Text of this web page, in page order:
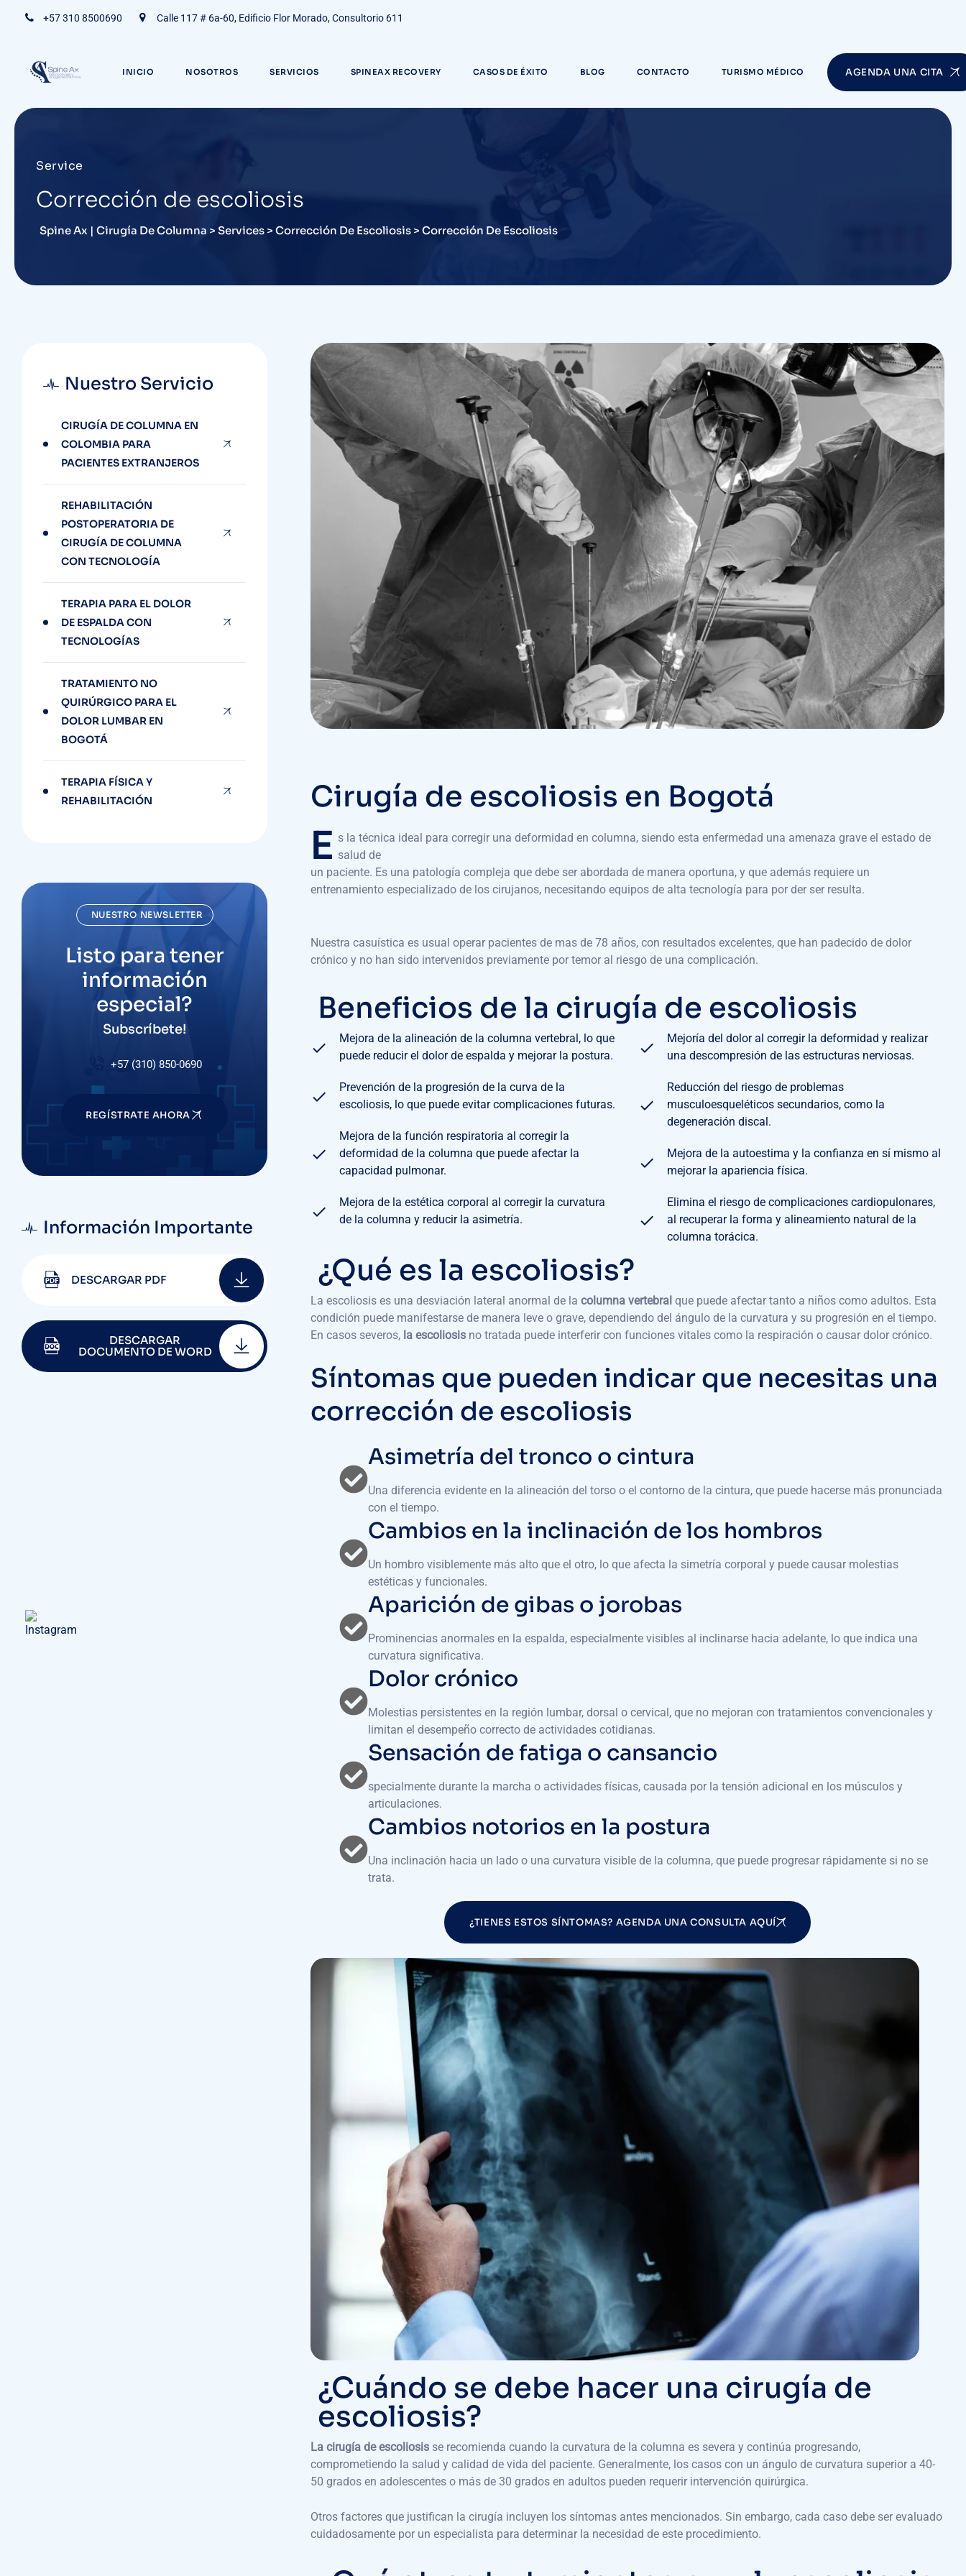
+57 310 8500690 Calle 117 # 6a-60, Edificio Flor Morado, Consultorio 611
INICIO NOSOTROS SERVICIOS SPINEAX RECOVERY CASOS DE ÉXITO BLOG CONTACTO TURISMO MÉDICO AGENDA UNA CITA
Service
Corrección de escoliosis
Spine Ax | Cirugía De Columna > Services > Corrección De Escoliosis > Corrección De Escoliosis
Cirugía de escoliosis en Bogotá
E s la técnica ideal para corregir una deformidad en columna, siendo esta enfermedad una amenaza grave el estado de
salud de
un paciente. Es una patología compleja que debe ser abordada de manera oportuna, y que además requiere un
entrenamiento especializado de los cirujanos, necesitando equipos de alta tecnología para por der ser resulta.
Nuestra casuística es usual operar pacientes de mas de 78 años, con resultados excelentes, que han padecido de dolor
crónico y no han sido intervenidos previamente por temor al riesgo de una complicación.
Beneficios de la cirugía de escoliosis
Mejora de la alineación de la columna vertebral, lo que
puede reducir el dolor de espalda y mejorar la postura.
Prevención de la progresión de la curva de la
escoliosis, lo que puede evitar complicaciones futuras.
Mejora de la función respiratoria al corregir la
deformidad de la columna que puede afectar la
capacidad pulmonar.
Mejora de la estética corporal al corregir la curvatura
de la columna y reducir la asimetría.
Mejoría del dolor al corregir la deformidad y realizar
una descompresión de las estructuras nerviosas.
Reducción del riesgo de problemas
musculoesqueléticos secundarios, como la
degeneración discal.
Mejora de la autoestima y la confianza en sí mismo al
mejorar la apariencia física.
Elimina el riesgo de complicaciones cardiopulonares,
al recuperar la forma y alineamiento natural de la
columna torácica.
¿Qué es la escoliosis?
La escoliosis es una desviación lateral anormal de lacolumna vertebral que puede afectar tanto a niños como adultos. Esta
condición puede manifestarse de manera leve o grave, dependiendo del ángulo de la curvatura y su progresión en el tiempo.
En casos severos, la escoliosis no tratada puede interferir con funciones vitales como la respiración o causar dolor crónico.
Síntomas que pueden indicar que necesitas una
corrección de escoliosis
Asimetría del tronco o cintura
Una diferencia evidente en la alineación del torso o el contorno de la cintura, que puede hacerse más pronunciada
con el tiempo.
Cambios en la inclinación de los hombros
Un hombro visiblemente más alto que el otro, lo que afecta la simetría corporal y puede causar molestias
estéticas y funcionales.
Aparición de gibas o jorobas
Prominencias anormales en la espalda, especialmente visibles al inclinarse hacia adelante, lo que indica una
curvatura significativa.
Dolor crónico
Molestias persistentes en la región lumbar, dorsal o cervical, que no mejoran con tratamientos convencionales y
limitan el desempeño correcto de actividades cotidianas.
Sensación de fatiga o cansancio
specialmente durante la marcha o actividades físicas, causada por la tensión adicional en los músculos y
articulaciones.
Cambios notorios en la postura
Una inclinación hacia un lado o una curvatura visible de la columna, que puede progresar rápidamente si no se
trata.
¿TIENES ESTOS SÍNTOMAS? AGENDA UNA CONSULTA AQUÍ
¿Cuándo se debe hacer una cirugía de
escoliosis?
La cirugía de escoliosis se recomienda cuando la curvatura de la columna es severa y continúa progresando,
comprometiendo la salud y calidad de vida del paciente. Generalmente, los casos con un ángulo de curvatura superior a 40-
50 grados en adolescentes o más de 30 grados en adultos pueden requerir intervención quirúrgica.
Otros factores que justifican la cirugía incluyen los síntomas antes mencionados. Sin embargo, cada caso debe ser evaluado
cuidadosamente por un especialista para determinar la necesidad de este procedimiento.
Nuestro Servicio
CIRUGÍA DE COLUMNA EN
COLOMBIA PARA
PACIENTES EXTRANJEROS
REHABILITACIÓN
POSTOPERATORIA DE
CIRUGÍA DE COLUMNA
CON TECNOLOGÍA
TERAPIA PARA EL DOLOR
DE ESPALDA CON
TECNOLOGÍAS
TRATAMIENTO NO
QUIRÚRGICO PARA EL
DOLOR LUMBAR EN
BOGOTÁ
TERAPIA FÍSICA Y
REHABILITACIÓN
NUESTRO NEWSLETTER
Listo para tener
información
especial?
Subscríbete!
+57 (310) 850-0690
REGÍSTRATE AHORA
Información Importante
DESCARGAR PDF
DESCARGAR
DOCUMENTO DE WORD